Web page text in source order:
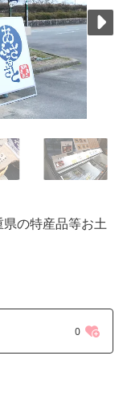
の特産品等お土
0